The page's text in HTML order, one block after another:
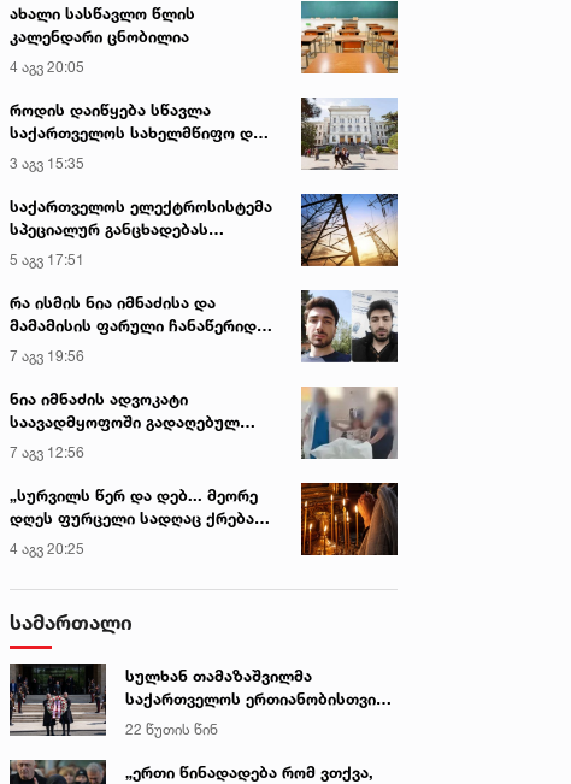
ახალი სასწავლო წლის
კალენდარი ცნობილია
4 აგვ 20:05
როდის დაიწყება სწავლა
საქართველოს სახელმწიფო და
კერძო უნივერსიტეტებში
3 აგვ 15:35
საქართველოს ელექტროსისტემა
სპეციალურ განცხადებას
ავრცელებს
5 აგვ 17:51
რა ისმის ნია იმნაძისა და
მამამისის ფარული ჩანაწერიდან
- გიგა ავალიანის მკვლელობის
საქმე
7 აგვ 19:56
ნია იმნაძის ადვოკატი
საავადმყოფოში გადაღებულ
კადრებს ავრცელებს
7 აგვ 12:56
„სურვილს წერ და დებ... მეორე
დღეს ფურცელი სადღაც ქრება
და სურვილი სრულდება...“ -
სასწაულმოქმედი ტაძარი შიდა
ქართლში
4 აგვ 20:25
სამართალი
სულხან თამაზაშვილმა
საქართველოს ერთიანობისთვის
დაღუპული პოლიციელების
ხსოვნას პატივი მიაგო
22 წუთის წინ
„ერთი წინადადება რომ ვთქვა,